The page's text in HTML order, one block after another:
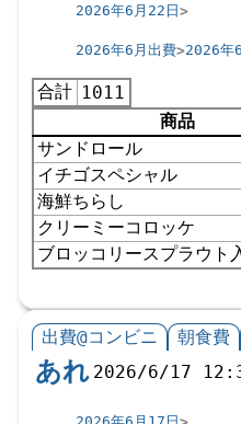
2026年6月22日
2026年6月出費 2026年
合計 1011
商品
サンドロール
イチゴスペシャル
海鮮ちらし
クリーミーコロッケ
ブロッコリースプラウト
出費@コンビニ 朝食費
あれ 2026/6/17